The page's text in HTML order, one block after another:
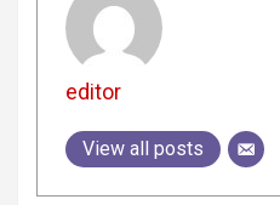
editor
View all posts